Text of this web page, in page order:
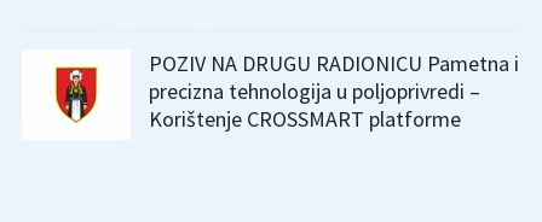
POZIV NA DRUGU RADIONICU Pametna i
precizna tehnologija u poljoprivredi –
Korištenje CROSSMART platforme